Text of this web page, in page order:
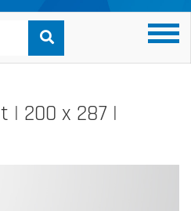
| 200 x 287 |